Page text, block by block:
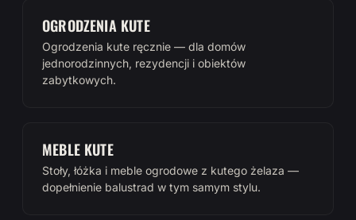
OGRODZENIA KUTE
Ogrodzenia kute ręcznie — dla domów
jednorodzinnych, rezydencji i obiektów
zabytkowych.
MEBLE KUTE
Stoły, łóżka i meble ogrodowe z kutego żelaza —
dopełnienie balustrad w tym samym stylu.